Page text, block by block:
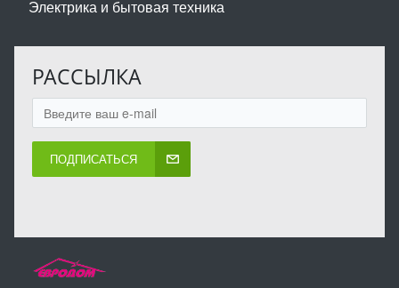
Электрика и бытовая техника
РАССЫЛКА
ПОДПИСАТЬСЯ